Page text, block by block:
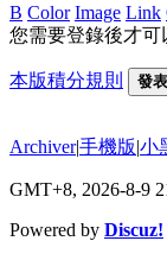
B Color Image Link
您需要登錄後才可
本版積分規則 發
Archiver|手機版|小
GMT+8, 2026-8-9
Powered by Discuz!